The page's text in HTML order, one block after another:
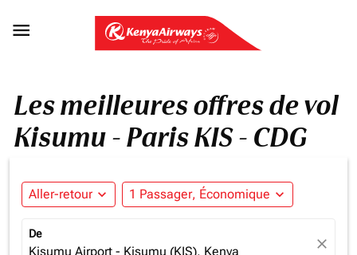

Les meilleures offres de vol
Kisumu - Paris KIS - CDG
Aller-retour expand_more 1 Passager, Économique expand_more
De
Kisumu Airport - Kisumu (KIS), Kenya close